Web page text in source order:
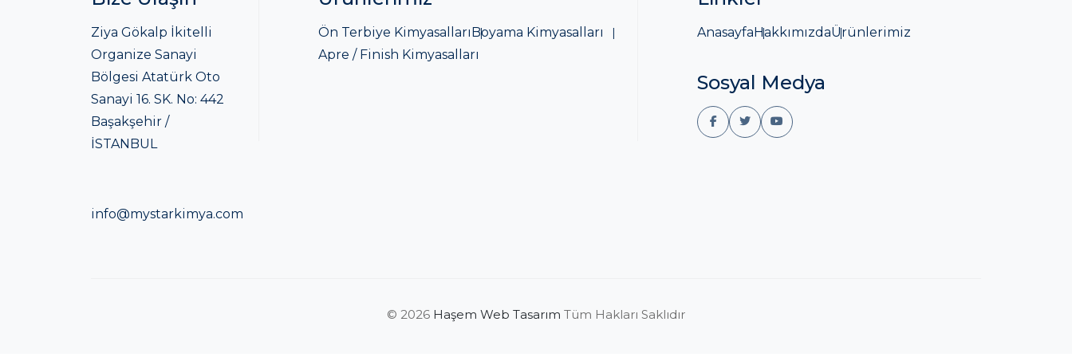
Ziya Gökalp İkitelli
Organize Sanayi
Bölgesi Atatürk Oto
Sanayi 16. SK. No: 442
Başakşehir /
İSTANBUL
info@mystarkimya.com
Ön Terbiye KimyasallarıBoyama Kimyasalları
Apre / Finish Kimyasalları
AnasayfaHakkımızdaÜrünlerimiz
Sosyal Medya
© 2026 Haşem Web Tasarım Tüm Hakları Saklıdır